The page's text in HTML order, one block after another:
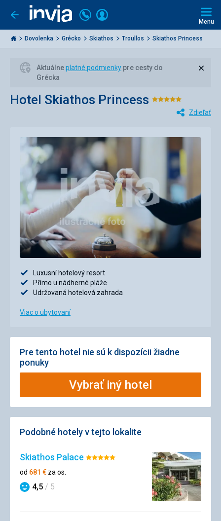
Ísť
späť
Invia.sk
Volajte
+421
2
3221
Prihlásiť
Menu
Dovolenka Grécko Skiathos Troullos Skiathos Princess
Aktuálneplatné podmienky pre cesty do
Grécka
Hotel Skiathos Princess
Zdieľať
Luxusní hotelový resort
Přímo u nádherné pláže
Udržovaná hotelová zahrada
Viac o ubytovaní
Pre tento hotel nie sú k dispozícii žiadne
ponuky
Vybrať iný hotel
Podobné hotely v tejto lokalite
Skiathos Palace Hodnotenie:
od 681 € za os.
Hodnotenie
4,5 / 5